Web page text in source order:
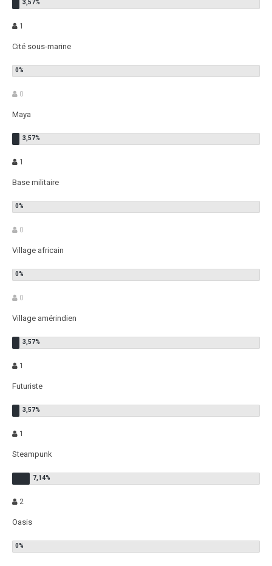
1
Cité sous-marine
0
Maya
1
Base militaire
0
Village africain
0
Village amérindien
1
Futuriste
1
Steampunk
2
Oasis